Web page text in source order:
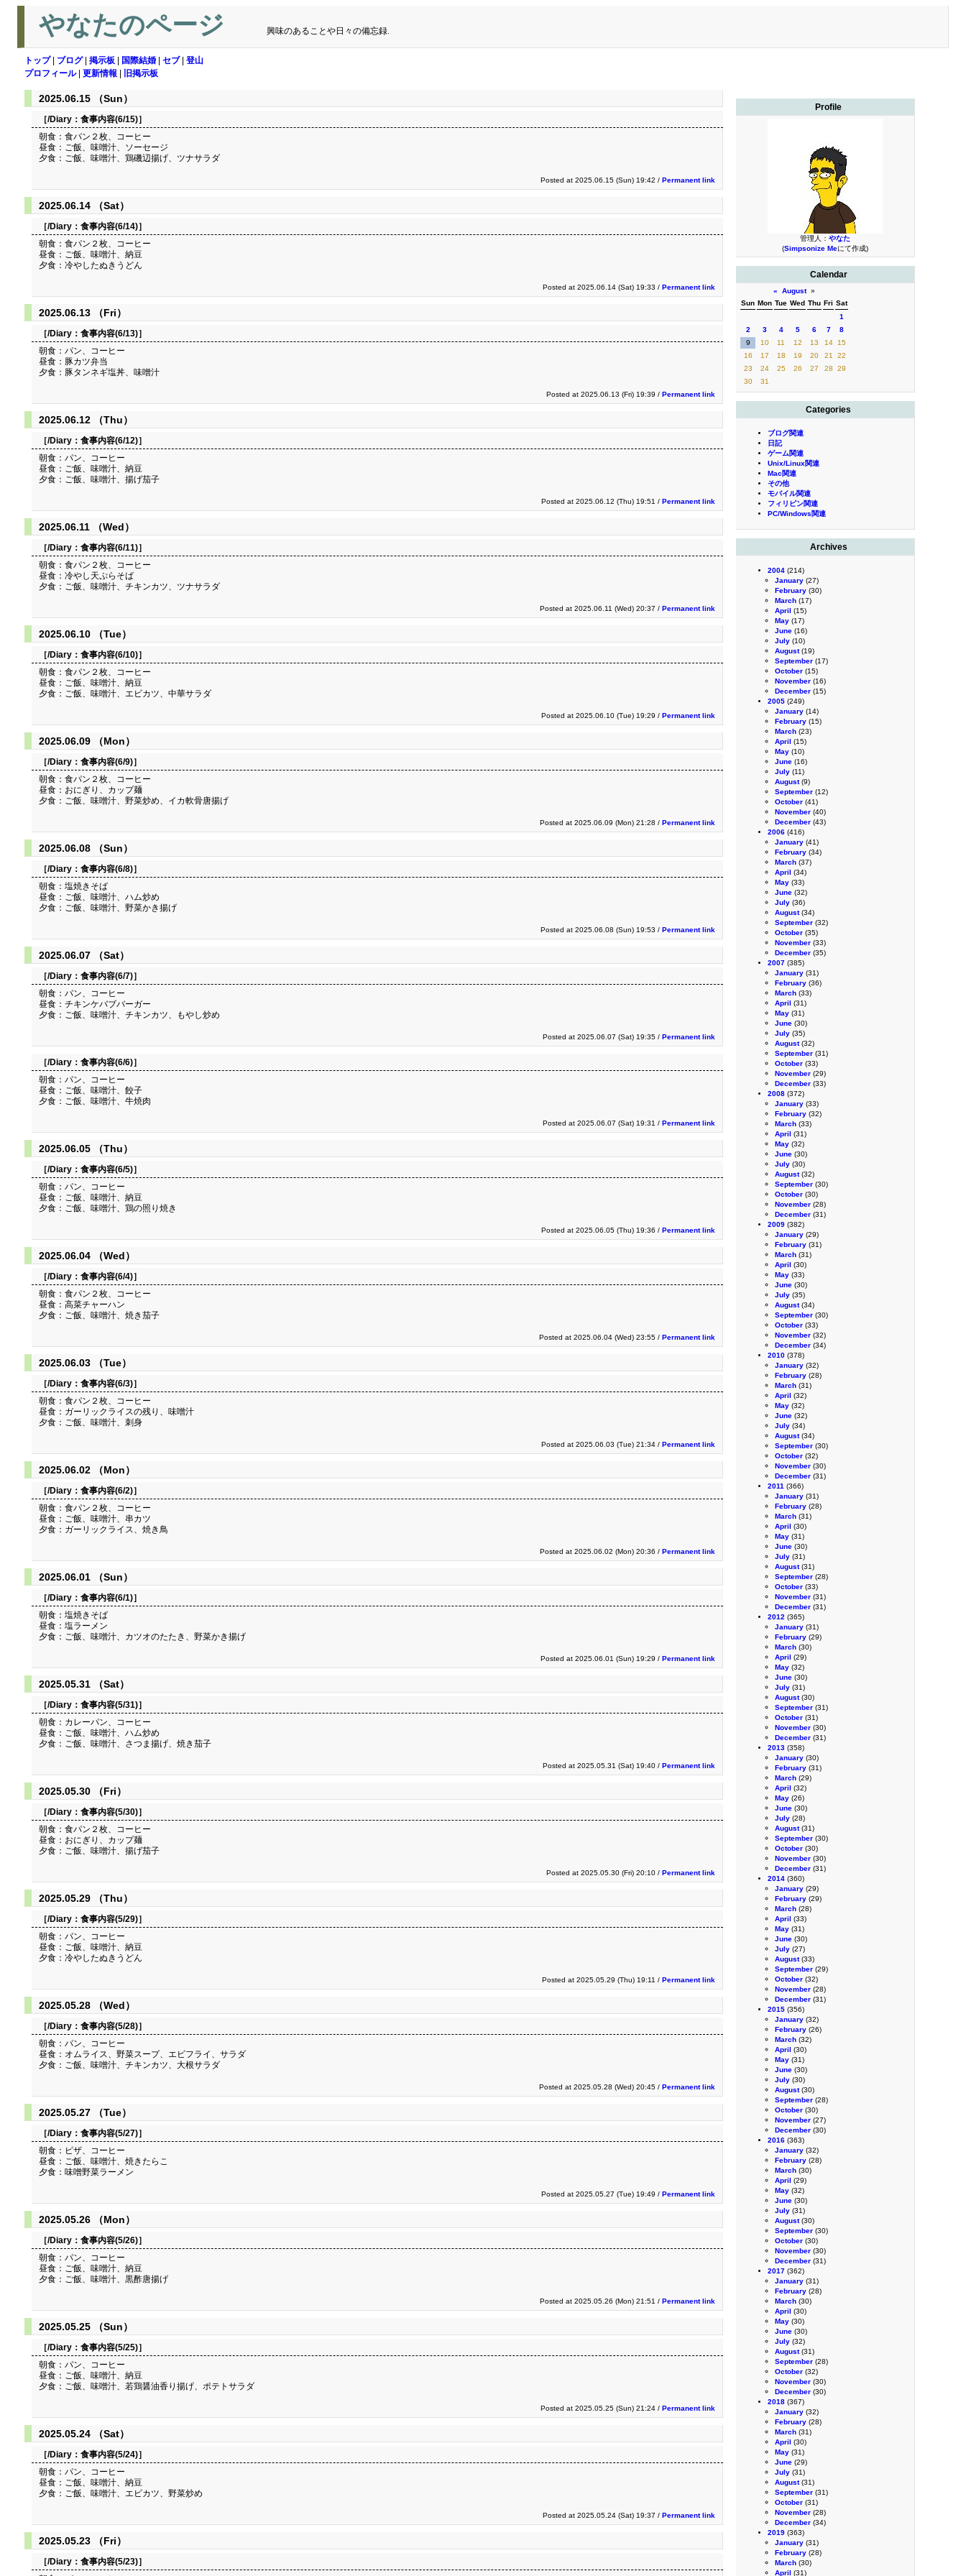
やなたのページ 興味のあることや日々の備忘録.
トップ| ブログ| 掲示板 国際結婚 セブ| 登山
プロフィール| 更新情報 旧掲示板
Profile
管理人： やなた
(Simpsonize Meにて作成)
Calendar
« August»
Sun Mon Tue Wed Thu Fri Sat
1
2
3 4 5 6 7
8
9
10 11 12 13 14
15
16
17 18 19 20 21
22
23
24 25 26 27 28
29
30
31
Categories
ブログ関連
日記
ゲーム関連
Unix/Linux関連
Mac関連
その他
モバイル関連
フィリピン関連
PC/Windows関連
Archives
2004 (214)
January (27)
February (30)
March (17)
April (15)
May (17)
June (16)
July (10)
August(19)
September (17)
October (15)
November (16)
December (15)
2005 (249)
January (14)
February (15)
March (23)
April (15)
May (10)
June (16)
July (11)
August(9)
September (12)
October (41)
November (40)
December (43)
2006 (416)
January (41)
February (34)
March (37)
April (34)
May (33)
June (32)
July (36)
August(34)
September (32)
October (35)
November (33)
December (35)
2007 (385)
January (31)
February (36)
March (33)
April (31)
May (31)
June (30)
July (35)
August(32)
September (31)
October (33)
November (29)
December (33)
2008 (372)
January (33)
February (32)
March (33)
April (31)
May (32)
June (30)
July (30)
August(32)
September (30)
October (30)
November (28)
December (31)
2009 (382)
January (29)
February (31)
March (31)
April (30)
May (33)
June (30)
July (35)
August(34)
September (30)
October (33)
November (32)
December (34)
2010 (378)
January (32)
February (28)
March (31)
April (32)
May (32)
June (32)
July (34)
August(34)
September (30)
October (32)
November (30)
December (31)
2011 (366)
January (31)
February (28)
March (31)
April (30)
May (31)
June (30)
July (31)
August(31)
September (28)
October (33)
November (31)
December (31)
2012 (365)
January (31)
February (29)
March (30)
April (29)
May (32)
June (30)
July (31)
August(30)
September (31)
October (31)
November (30)
December (31)
2013 (358)
January (30)
February (31)
March (29)
April (32)
May (26)
June (30)
July (28)
August(31)
September (30)
October (30)
November (30)
December (31)
2014 (360)
January (29)
February (29)
March (28)
April (33)
May (31)
June (30)
July (27)
August(33)
September (29)
October (32)
November (28)
December (31)
2015 (356)
January (32)
February (26)
March (32)
April (30)
May (31)
June (30)
July (30)
August(30)
September (28)
October (30)
November (27)
December (30)
2016 (363)
January (32)
February (28)
March (30)
April (29)
May (32)
June (30)
July (31)
August(30)
September (30)
October (30)
November (30)
December (31)
2017 (362)
January (31)
February (28)
March (30)
April (30)
May (30)
June (30)
July (32)
August(31)
September (28)
October (32)
November (30)
December (30)
2018 (367)
January (32)
February (28)
March (31)
April (30)
May (31)
June (29)
July (31)
August(31)
September (31)
October (31)
November (28)
December (34)
2019 (363)
January (31)
February (28)
March (30)
April (31)
2025.06.15 （Sun）
［/Diary： 食事内容(6/15)］
朝食：食パン２枚、コーヒー
昼食：ご飯、味噌汁、ソーセージ
夕食：ご飯、味噌汁、鶏磯辺揚げ、ツナサラダ
Posted at 2025.06.15 (Sun) 19:42 / Permanent link
2025.06.14 （Sat）
［/Diary： 食事内容(6/14)］
朝食：食パン２枚、コーヒー
昼食：ご飯、味噌汁、納豆
夕食：冷やしたぬきうどん
Posted at 2025.06.14 (Sat) 19:33 / Permanent link
2025.06.13 （Fri）
［/Diary： 食事内容(6/13)］
朝食：パン、コーヒー
昼食：豚カツ弁当
夕食：豚タンネギ塩丼、味噌汁
Posted at 2025.06.13 (Fri) 19:39 / Permanent link
2025.06.12 （Thu）
［/Diary： 食事内容(6/12)］
朝食：パン、コーヒー
昼食：ご飯、味噌汁、納豆
夕食：ご飯、味噌汁、揚げ茄子
Posted at 2025.06.12 (Thu) 19:51 / Permanent link
2025.06.11 （Wed）
［/Diary： 食事内容(6/11)］
朝食：食パン２枚、コーヒー
昼食：冷やし天ぷらそば
夕食：ご飯、味噌汁、チキンカツ、ツナサラダ
Posted at 2025.06.11 (Wed) 20:37 / Permanent link
2025.06.10 （Tue）
［/Diary： 食事内容(6/10)］
朝食：食パン２枚、コーヒー
昼食：ご飯、味噌汁、納豆
夕食：ご飯、味噌汁、エビカツ、中華サラダ
Posted at 2025.06.10 (Tue) 19:29 / Permanent link
2025.06.09 （Mon）
［/Diary： 食事内容(6/9)］
朝食：食パン２枚、コーヒー
昼食：おにぎり、カップ麺
夕食：ご飯、味噌汁、野菜炒め、イカ軟骨唐揚げ
Posted at 2025.06.09 (Mon) 21:28 / Permanent link
2025.06.08 （Sun）
［/Diary： 食事内容(6/8)］
朝食：塩焼きそば
昼食：ご飯、味噌汁、ハム炒め
夕食：ご飯、味噌汁、野菜かき揚げ
Posted at 2025.06.08 (Sun) 19:53 / Permanent link
2025.06.07 （Sat）
［/Diary： 食事内容(6/7)］
朝食：パン、コーヒー
昼食：チキンケバブバーガー
夕食：ご飯、味噌汁、チキンカツ、もやし炒め
Posted at 2025.06.07 (Sat) 19:35 / Permanent link
［/Diary： 食事内容(6/6)］
朝食：パン、コーヒー
昼食：ご飯、味噌汁、餃子
夕食：ご飯、味噌汁、牛焼肉
Posted at 2025.06.07 (Sat) 19:31 / Permanent link
2025.06.05 （Thu）
［/Diary： 食事内容(6/5)］
朝食：パン、コーヒー
昼食：ご飯、味噌汁、納豆
夕食：ご飯、味噌汁、鶏の照り焼き
Posted at 2025.06.05 (Thu) 19:36 / Permanent link
2025.06.04 （Wed）
［/Diary： 食事内容(6/4)］
朝食：食パン２枚、コーヒー
昼食：高菜チャーハン
夕食：ご飯、味噌汁、焼き茄子
Posted at 2025.06.04 (Wed) 23:55 / Permanent link
2025.06.03 （Tue）
［/Diary： 食事内容(6/3)］
朝食：食パン２枚、コーヒー
昼食：ガーリックライスの残り、味噌汁
夕食：ご飯、味噌汁、刺身
Posted at 2025.06.03 (Tue) 21:34 / Permanent link
2025.06.02 （Mon）
［/Diary： 食事内容(6/2)］
朝食：食パン２枚、コーヒー
昼食：ご飯、味噌汁、串カツ
夕食：ガーリックライス、焼き鳥
Posted at 2025.06.02 (Mon) 20:36 / Permanent link
2025.06.01 （Sun）
［/Diary： 食事内容(6/1)］
朝食：塩焼きそば
昼食：塩ラーメン
夕食：ご飯、味噌汁、カツオのたたき、野菜かき揚げ
Posted at 2025.06.01 (Sun) 19:29 / Permanent link
2025.05.31 （Sat）
［/Diary： 食事内容(5/31)］
朝食：カレーパン、コーヒー
昼食：ご飯、味噌汁、ハム炒め
夕食：ご飯、味噌汁、さつま揚げ、焼き茄子
Posted at 2025.05.31 (Sat) 19:40 / Permanent link
2025.05.30 （Fri）
［/Diary： 食事内容(5/30)］
朝食：食パン２枚、コーヒー
昼食：おにぎり、カップ麺
夕食：ご飯、味噌汁、揚げ茄子
Posted at 2025.05.30 (Fri) 20:10 / Permanent link
2025.05.29 （Thu）
［/Diary： 食事内容(5/29)］
朝食：パン、コーヒー
昼食：ご飯、味噌汁、納豆
夕食：冷やしたぬきうどん
Posted at 2025.05.29 (Thu) 19:11 / Permanent link
2025.05.28 （Wed）
［/Diary： 食事内容(5/28)］
朝食：パン、コーヒー
昼食：オムライス、野菜スープ、エビフライ、サラダ
夕食：ご飯、味噌汁、チキンカツ、大根サラダ
Posted at 2025.05.28 (Wed) 20:45 / Permanent link
2025.05.27 （Tue）
［/Diary： 食事内容(5/27)］
朝食：ピザ、コーヒー
昼食：ご飯、味噌汁、焼きたらこ
夕食：味噌野菜ラーメン
Posted at 2025.05.27 (Tue) 19:49 / Permanent link
2025.05.26 （Mon）
［/Diary： 食事内容(5/26)］
朝食：パン、コーヒー
昼食：ご飯、味噌汁、納豆
夕食：ご飯、味噌汁、黒酢唐揚げ
Posted at 2025.05.26 (Mon) 21:51 / Permanent link
2025.05.25 （Sun）
［/Diary： 食事内容(5/25)］
朝食：パン、コーヒー
昼食：ご飯、味噌汁、納豆
夕食：ご飯、味噌汁、若鶏醤油香り揚げ、ポテトサラダ
Posted at 2025.05.25 (Sun) 21:24 / Permanent link
2025.05.24 （Sat）
［/Diary： 食事内容(5/24)］
朝食：パン、コーヒー
昼食：ご飯、味噌汁、納豆
夕食：ご飯、味噌汁、エビカツ、野菜炒め
Posted at 2025.05.24 (Sat) 19:37 / Permanent link
2025.05.23 （Fri）
［/Diary： 食事内容(5/23)］